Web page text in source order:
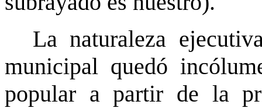
La naturaleza
municipal quedó
popular a partir de la